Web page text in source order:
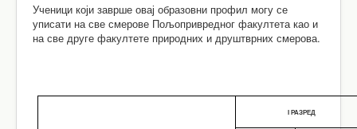
Ученици који заврше овај образовни профил могу се
уписати на све смерове Пољопривредног факултета као и
на све друге факултете природних и друштврних смерова.
I РАЗРЕД